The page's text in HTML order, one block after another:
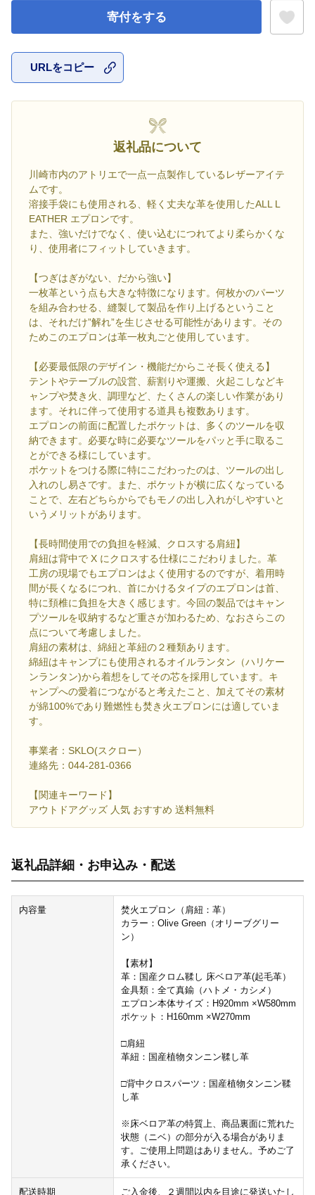
寄付をする
URLをコピー
返礼品について
川崎市内のアトリエで一点一点製作しているレザーアイテ
ムです。
溶接手袋にも使用される、軽く丈夫な革を使用したALL L
EATHER エプロンです。
また、強いだけでなく、使い込むにつれてより柔らかくな
り、使用者にフィットしていきます。
【つぎはぎがない、だから強い】
一枚革という点も大きな特徴になります。何枚かのパーツ
を組み合わせる、縫製して製品を作り上げるということ
は、それだけ”解れ”を生じさせる可能性があります。その
ためこのエプロンは革一枚丸ごと使用しています。
【必要最低限のデザイン・機能だからこそ長く使える】
テントやテーブルの設営、薪割りや運搬、火起こしなどキ
ャンプや焚き火、調理など、たくさんの楽しい作業があり
ます。それに伴って使用する道具も複数あります。
エプロンの前面に配置したポケットは、多くのツールを収
納できます。必要な時に必要なツールをパッと手に取るこ
とができる様にしています。
ポケットをつける際に特にこだわったのは、ツールの出し
入れのし易さです。また、ポケットが横に広くなっている
ことで、左右どちらからでもモノの出し入れがしやすいと
いうメリットがあります。
【長時間使用での負担を軽減、クロスする肩紐】
肩紐は背中で X にクロスする仕様にこだわりました。革
工房の現場でもエプロンはよく使用するのですが、着用時
間が長くなるにつれ、首にかけるタイプのエプロンは首、
特に頚椎に負担を大きく感じます。今回の製品ではキャン
プツールを収納するなど重さが加わるため、なおさらこの
点について考慮しました。
肩紐の素材は、綿紐と革紐の２種類あります。
綿紐はキャンプにも使用されるオイルランタン（ハリケー
ンランタン)から着想をしてその芯を採用しています。キ
ャンプへの愛着につながると考えたこと、加えてその素材
が綿100%であり難燃性も焚き火エプロンには適していま
す。
事業者：SKLO(スクロー）
連絡先：044-281-0366
【関連キーワード】
アウトドアグッズ 人気 おすすめ 送料無料
返礼品詳細・お申込み・配送
内容量
焚火エプロン（肩紐：革）
カラー：Olive Green（オリーブグリー
ン）
【素材】
革：国産クロム鞣し 床ベロア革(起毛革）
金具類：全て真鍮（ハトメ・カシメ）
エプロン本体サイズ：H920mm ×W580mm
ポケット：H160mm ×W270mm
□肩紐
革紐：国産植物タンニン鞣し革
□背中クロスパーツ：国産植物タンニン鞣
し革
※床ベロア革の特質上、商品裏面に荒れた
状態（ニベ）の部分が入る場合がありま
す。ご使用上問題はありません。予めご了
承ください。
配送時期 ご入金後、２週間以内を目途に発送いたし